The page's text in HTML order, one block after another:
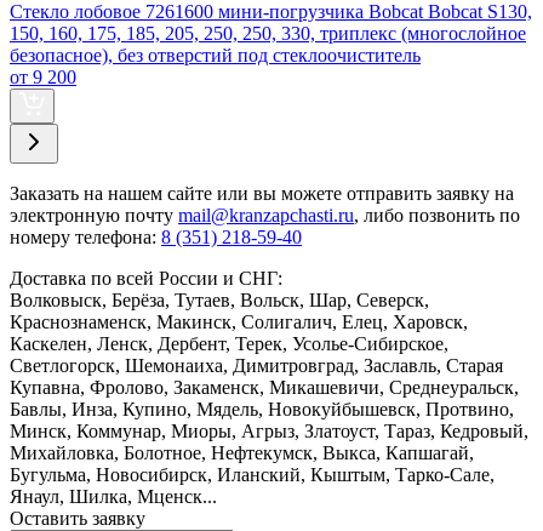
Стекло лобовое 7261600 мини-погрузчика Bobcat Bobcat S130,
150, 160, 175, 185, 205, 250, 250, 330, триплекс (многослойное
безопасное), без отверстий под стеклоочиститель
от 9 200
Заказать на нашем сайте или вы можете отправить заявку на
электронную почту mail@kranzapchasti.ru, либо позвонить по
номеру телефона: 8 (351) 218-59-40
Доставка по всей России и СНГ:
Волковыск, Берёза, Тутаев, Вольск, Шар, Северск,
Краснознаменск, Макинск, Солигалич, Елец, Харовск,
Каскелен, Ленск, Дербент, Терек, Усолье-Сибирское,
Светлогорск, Шемонаиха, Димитровград, Заславль, Старая
Купавна, Фролово, Закаменск, Микашевичи, Среднеуральск,
Бавлы, Инза, Купино, Мядель, Новокуйбышевск, Протвино,
Минск, Коммунар, Миоры, Агрыз, Златоуст, Тараз, Кедровый,
Михайловка, Болотное, Нефтекумск, Выкса, Капшагай,
Бугульма, Новосибирск, Иланский, Кыштым, Тарко-Сале,
Янаул, Шилка, Мценск...
Оставить заявку